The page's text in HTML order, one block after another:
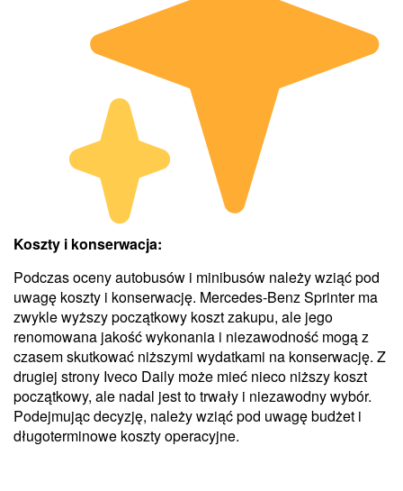
Koszty i konserwacja:
Podczas oceny autobusów i minibusów należy wziąć pod
uwagę koszty i konserwację. Mercedes-Benz Sprinter ma
zwykle wyższy początkowy koszt zakupu, ale jego
renomowana jakość wykonania i niezawodność mogą z
czasem skutkować niższymi wydatkami na konserwację. Z
drugiej strony Iveco Daily może mieć nieco niższy koszt
początkowy, ale nadal jest to trwały i niezawodny wybór.
Podejmując decyzję, należy wziąć pod uwagę budżet i
długoterminowe koszty operacyjne.